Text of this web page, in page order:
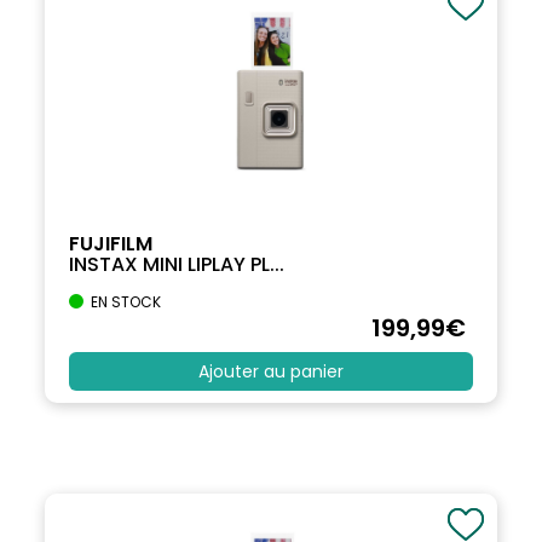
FUJIFILM
INSTAX MINI LIPLAY PL...
EN STOCK
199,99€
Ajouter au panier